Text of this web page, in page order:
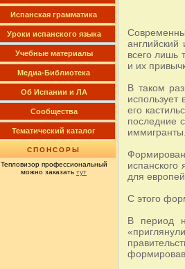
Испанская грамматика
Уроки испанского языка
Учебные материалы
Медиа-Библиотека
Об Испании и ЛА
Сообщества
Тематический каталог
СПОНСОРЫ
Тепловизор профессиональный
можно заказать тут
всего лишь
и их
В таком
использует
его
последние
иммигранты.
для
С этого
В период